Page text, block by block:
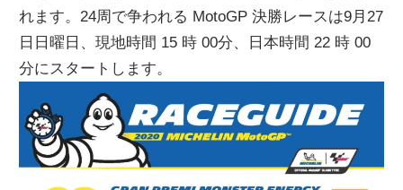
れます。24周で争われる MotoGP 決勝レースは9月27
日日曜日、現地時間 15 時 00分、日本時間 22 時 00
分にスタートします。